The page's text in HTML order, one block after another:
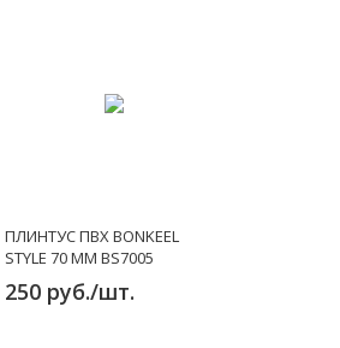
ПЛИНТУС ПВХ BONKEEL
STYLE 70 ММ BS7005
250 руб./шт.